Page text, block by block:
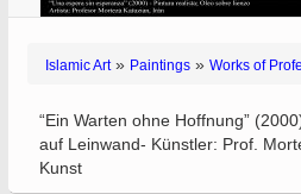
Islamic Art» Paintings » Works of
“Ein Warten ohne Hoffnung”
auf Leinwand- Künstler: Prof.
Kunst